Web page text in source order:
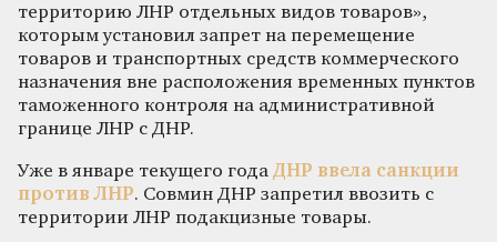
территорию ЛНР отдельных видов товаров»,
которым установил запрет на перемещение
товаров и транспортных средств коммерческого
назначения вне расположения временных пунктов
таможенного контроля на административной
границе ЛНР с ДНР.
Уже в январе текущего года ДНР ввела санкции
против ЛНР. Совмин ДНР запретил ввозить с
территории ЛНР подакцизные товары.